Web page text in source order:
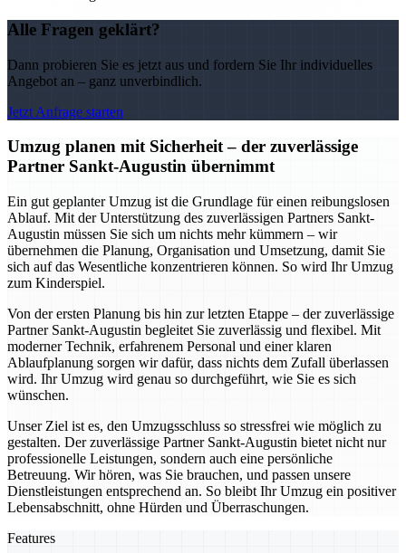
Alle Fragen geklärt?
Dann probieren Sie es jetzt aus und fordern Sie Ihr individuelles
Angebot an – ganz unverbindlich.
Jetzt Anfrage starten
Umzug planen mit Sicherheit – der zuverlässige
Partner Sankt-Augustin übernimmt
Ein gut geplanter Umzug ist die Grundlage für einen reibungslosen
Ablauf. Mit der Unterstützung des zuverlässigen Partners Sankt-
Augustin müssen Sie sich um nichts mehr kümmern – wir
übernehmen die Planung, Organisation und Umsetzung, damit Sie
sich auf das Wesentliche konzentrieren können. So wird Ihr Umzug
zum Kinderspiel.
Von der ersten Planung bis hin zur letzten Etappe – der zuverlässige
Partner Sankt-Augustin begleitet Sie zuverlässig und flexibel. Mit
moderner Technik, erfahrenem Personal und einer klaren
Ablaufplanung sorgen wir dafür, dass nichts dem Zufall überlassen
wird. Ihr Umzug wird genau so durchgeführt, wie Sie es sich
wünschen.
Unser Ziel ist es, den Umzugsschluss so stressfrei wie möglich zu
gestalten. Der zuverlässige Partner Sankt-Augustin bietet nicht nur
professionelle Leistungen, sondern auch eine persönliche
Betreuung. Wir hören, was Sie brauchen, und passen unsere
Dienstleistungen entsprechend an. So bleibt Ihr Umzug ein positiver
Lebensabschnitt, ohne Hürden und Überraschungen.
Features